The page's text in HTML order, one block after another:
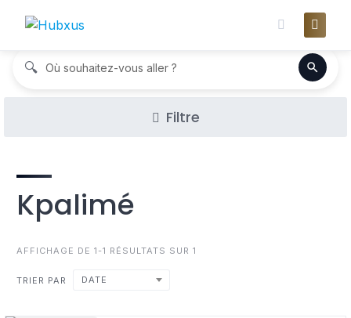
🔍 Où souhaitez-vous aller ?
Filtre
Kpalimé
AFFICHAGE DE 1-1 RÉSULTATS SUR 1
TRIER PAR DATE